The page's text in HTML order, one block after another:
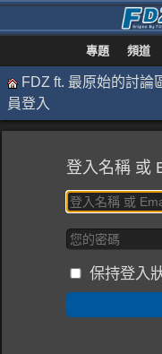
專題 頻道
FDZ ft. 最原始的討論
員登入
登入名稱 或
保持登入